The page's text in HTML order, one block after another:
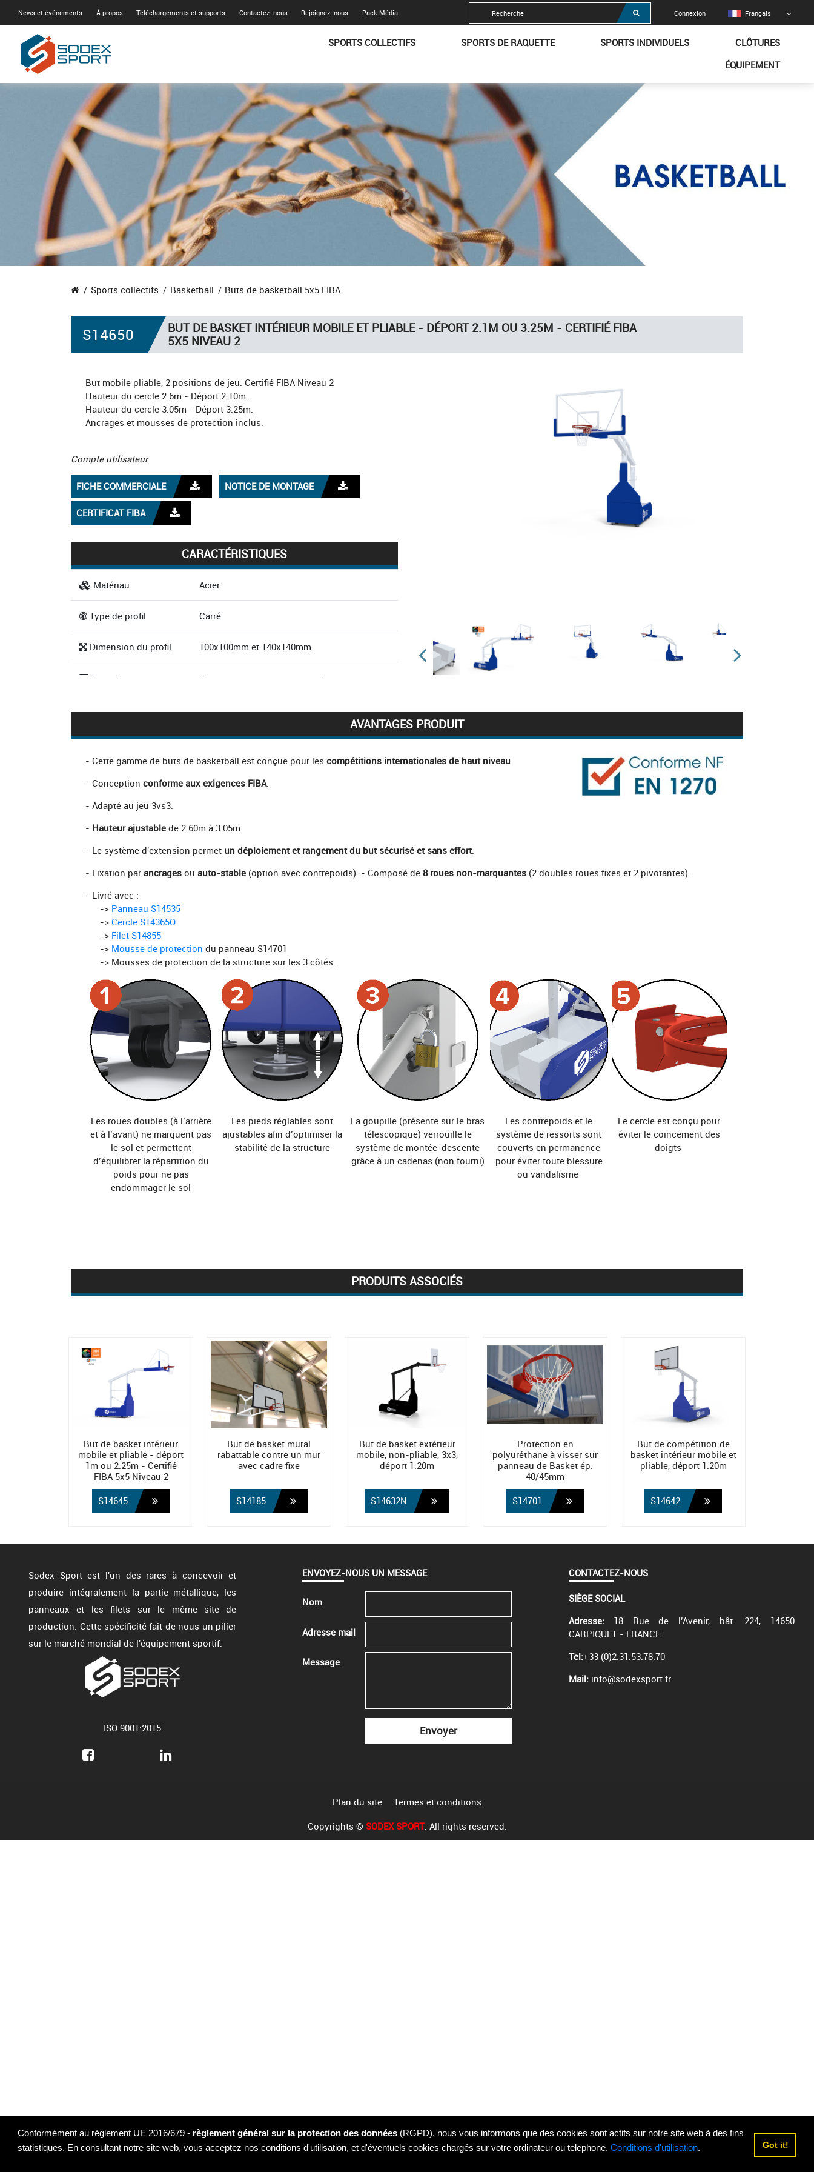
Conformément au réglement UE 2016/679 - règlement général sur la protection des données(RGPD), nous vous informons que des cookies sont actifs sur notre site web à des fins
statistiques. En consultant notre site web, vous acceptez nos conditions d'utilisation, et d'éventuels cookies chargés sur votre ordinateur ou telephone. Conditions d'utilisation. Got it!
News et événements À propos Téléchargements et supports Contactez-nous Rejoignez-nous Pack Média Connexion Français
SPORTS COLLECTIFS SPORTS DE RAQUETTE SPORTS INDIVIDUELS
CLÔTURES
ÉQUIPEMENT
Sports collectifs Basketball Buts de basketball 5x5 FIBA
S14650
BUT DE BASKET INTÉRIEUR MOBILE ET PLIABLE - DÉPORT 2.1M OU 3.25M - CERTIFIÉ FIBA
5X5 NIVEAU 2
But mobile pliable, 2 positions de jeu. Certifié FIBA Niveau 2
Hauteur du cercle 2.6m - Déport 2.10m.
Hauteur du cercle 3.05m - Déport 3.25m.
Ancrages et mousses de protection inclus.
Compte utilisateur
FICHE COMMERCIALE NOTICE DE MONTAGE
CERTIFICAT FIBA
CARACTÉRISTIQUES
Matériau Acier
Type de profil Carré
Dimension du profil 100x100mm et 140x140mm
Type de panneau
Panneau transparent en acrylique
panneau
Hauteur du cercle 2.60m ou 3.05m
Déport 2.10m ou 3.25m
Poids
Fixation
Couleur
Utilisation Intérieur
Note Pliable
AVANTAGES PRODUIT
- Cette gamme de buts de basketball est conçue pour les compétitions internationales de haut niveau
- Conception conforme aux exigences FIBA.
- Adapté au jeu 3vs3.
- Hauteur ajustablede 2.60m à 3.05m.
- Le système d'extension permet un déploiement et rangement du but sécurisé et sans effort.
- Fixation par ancragesou auto-stable(option avec contrepoids). - Composé de 8 roues non-marquantes(2 doubles roues fixes et 2 pivotantes).
- Livré avec :
-> Panneau S14535
-> Cercle S14365O
-> Filet S14855
-> Mousse de protection du panneau S14701
-> Mousses de protection de la structure sur les 3 côtés.
Les roues doubles (à l’arrière
et à l’avant) ne marquent pas
le sol et permettent
d’équilibrer la répartition du
poids pour ne pas
endommager le sol
Les pieds réglables sont
ajustables afin d’optimiser la
stabilité de la structure
La goupille (présente sur le bras
télescopique) verrouille le
système de montée-descente
grâce à un cadenas (non fourni)
Les contrepoids et le
système de ressorts sont
couverts en permanence
pour éviter toute blessure
ou vandalisme
Le cercle est conçu pour
éviter le coincement des
doigts
PRODUITS ASSOCIÉS
But de basket intérieur
mobile et pliable - déport
1m ou 2.25m - Certifié
FIBA 5x5 Niveau 2
S14645
But de basket mural
rabattable contre un mur
avec cadre fixe
S14185
But de basket extérieur
mobile, non-pliable, 3x3,
déport 1.20m
S14632N
Protection en
polyuréthane à visser sur
panneau de Basket ép.
40/45mm
S14701
But de compétition de
basket intérieur mobile et
pliable, déport 1.20m
S14642
Sodex Sport est l'un des rares à concevoir et
produire intégralement la partie métallique, les
panneaux et les filets sur le même site de
production. Cette spécificité fait de nous un pilier
sur le marché mondial de l'équipement sportif.
ISO 9001:2015
ENVOYEZ-NOUS UN MESSAGE
Nom
Adresse mail
Message
CONTACTEZ-NOUS
SIÈGE SOCIAL
Adresse:18 Rue de l’Avenir, bât. 224, 14650
CARPIQUET - FRANCE
Tel:+33 (0)2.31.53.78.70
Mail: info@sodexsport.fr
Plan du site Termes et conditions
Copyrights © SODEX SPORT. All rights reserved.